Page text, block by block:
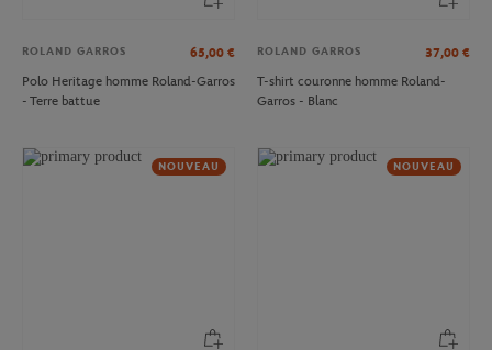
ROLAND GARROS 65,00 €
Polo Heritage homme Roland-Garros
- Terre battue
ROLAND GARROS 37,00 €
T-shirt couronne homme Roland-
Garros - Blanc
NOUVEAU NOUVEAU